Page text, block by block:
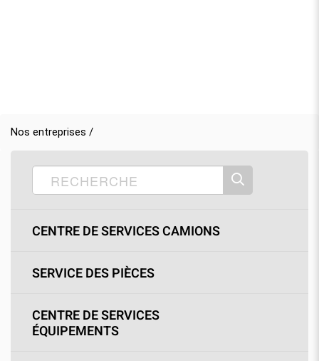
Nos entreprises /
CENTRE DE SERVICES CAMIONS
SERVICE DES PIÈCES
CENTRE DE SERVICES
ÉQUIPEMENTS